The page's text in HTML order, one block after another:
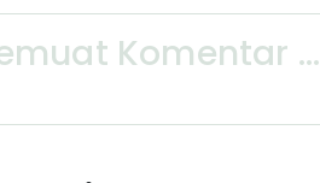
Komentar ...